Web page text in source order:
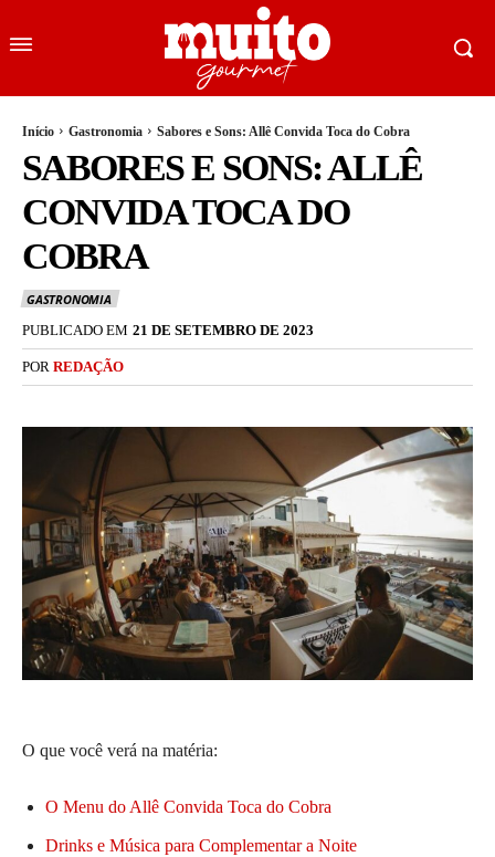
Início Gastronomia Sabores e Sons: Allê Convida Toca do Cobra
SABORES E SONS: ALLÊ
CONVIDA TOCA DO
COBRA
GASTRONOMIA
PUBLICADO EM 21 DE SETEMBRO DE 2023
POR REDAÇÃO
O que você verá na matéria:
O Menu do Allê Convida Toca do Cobra
Drinks e Música para Complementar a Noite